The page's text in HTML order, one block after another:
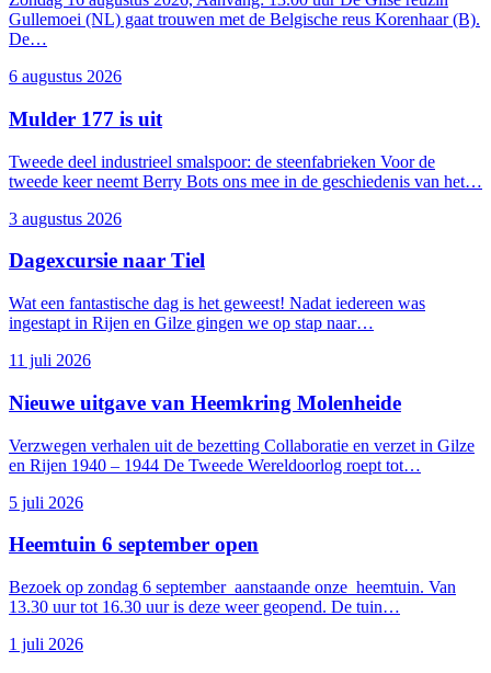
Kamp Rijen
Gullemoei (NL) gaat trouwen met de Belgische reus Korenhaar (B).
De…
6 augustus 2026
Mulder 177 is uit
Tweede deel industrieel smalspoor: de steenfabrieken Voor de
tweede keer neemt Berry Bots ons mee in de geschiedenis van het…
3 augustus 2026
Dagexcursie naar Tiel
Wat een fantastische dag is het geweest! Nadat iedereen was
ingestapt in Rijen en Gilze gingen we op stap naar…
11 juli 2026
Nieuwe uitgave van Heemkring Molenheide
Verzwegen verhalen uit de bezetting Collaboratie en verzet in Gilze
en Rijen 1940 – 1944 De Tweede Wereldoorlog roept tot…
5 juli 2026
Heemtuin 6 september open
Bezoek op zondag 6 september aanstaande onze heemtuin. Van
13.30 uur tot 16.30 uur is deze weer geopend. De tuin…
1 juli 2026